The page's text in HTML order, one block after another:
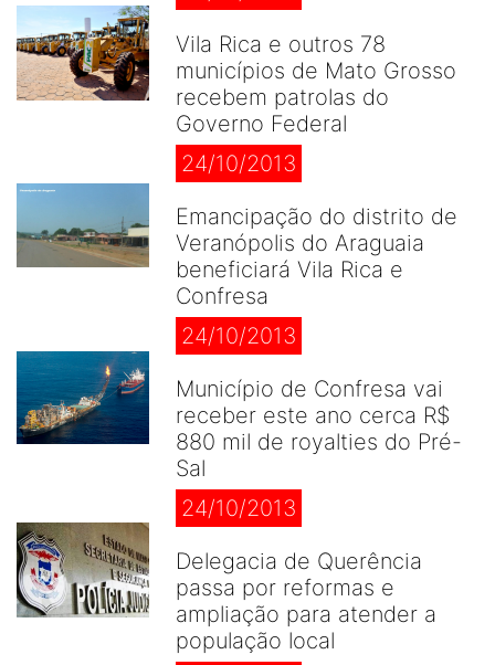
Vila Rica e outros 78
municípios de Mato Grosso
recebem patrolas do
Governo Federal
24/10/2013
Emancipação do distrito de
Veranópolis do Araguaia
beneficiará Vila Rica e
Confresa
24/10/2013
Município de Confresa vai
receber este ano cerca R$
880 mil de royalties do Pré-
Sal
24/10/2013
Delegacia de Querência
passa por reformas e
ampliação para atender a
população local